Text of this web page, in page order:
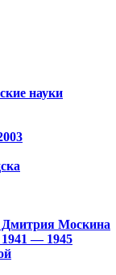
науки
Дмитрия Москина
— 1945